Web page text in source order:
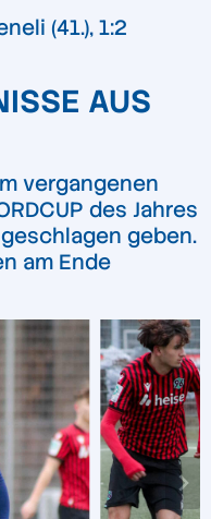
(41.), 1:2
AUS
vergangenen
des Jahres
geben.
am Ende